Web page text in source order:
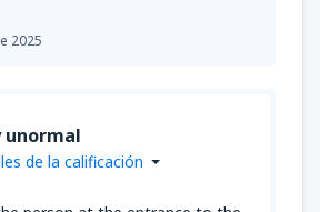
2025
unormal
de la calificación